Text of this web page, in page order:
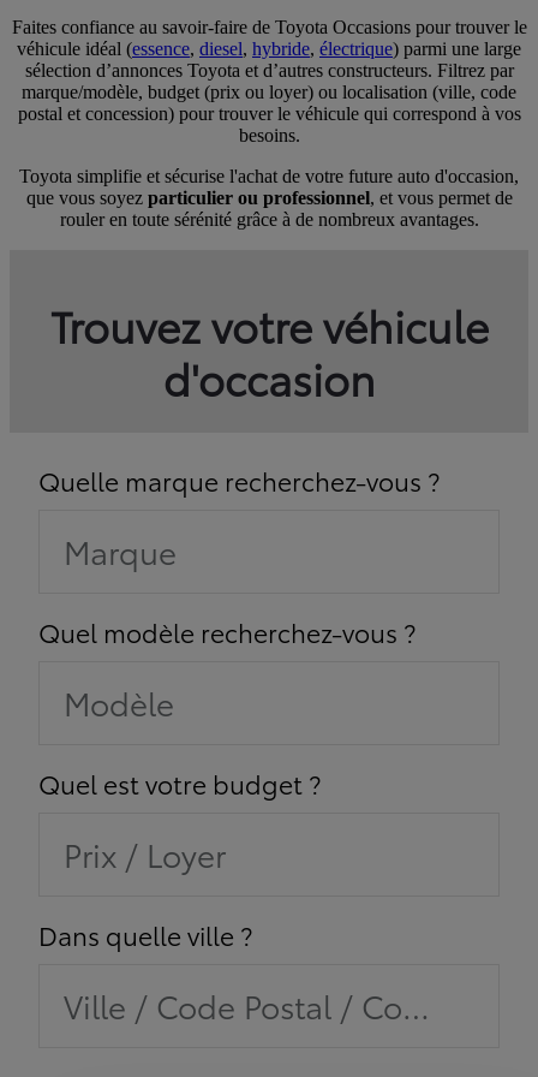
Faites confiance au savoir-faire de Toyota Occasions pour trouver le
véhicule idéal (essence, diesel, hybride, électrique) parmi une large
sélection d’annonces Toyota et d’autres constructeurs. Filtrez par
marque/modèle, budget (prix ou loyer) ou localisation (ville, code
postal et concession) pour trouver le véhicule qui correspond à vos
besoins.
Toyota simplifie et sécurise l'achat de votre future auto d'occasion,
que vous soyez particulier ou professionnel, et vous permet de
rouler en toute sérénité grâce à de nombreux avantages.
Trouvez votre véhicule
d'occasion
Quelle marque recherchez-vous ?
Marque
Quel modèle recherchez-vous ?
Modèle
Quel est votre budget ?
Prix / Loyer
Dans quelle ville ?
Ville / Code Postal / Concession